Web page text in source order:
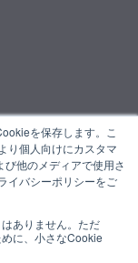
を保存します。こ
り個人向けにカスタマ
他のメディアで使用さ
イバシーポリシーをご
ありません。ただ
に、小さなCookie
Group.